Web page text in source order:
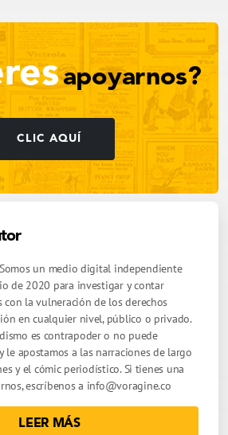
apoyarnos?
CLIC AQUÍ
Somos un medio digital independiente
de 2020 para investigar y contar
con la vulneración de los derechos
en cualquier nivel, público o privado.
es contrapoder o no puede
le apostamos a las narraciones de largo
y el cómic periodístico. Si tienes una
escríbenos a info@voragine.co
LEER MÁS